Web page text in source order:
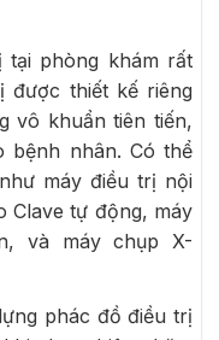
tại phòng khám rất
được thiết kế riêng
vô khuẩn tiên tiến,
bệnh nhân. Có thể
máy điều trị nội
Clave tự động, máy
và máy chụp X-
phác đồ điều trị